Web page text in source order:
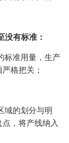
没有标准：
标准用量，生产
格把关；
域的划分与明
，将产线纳入